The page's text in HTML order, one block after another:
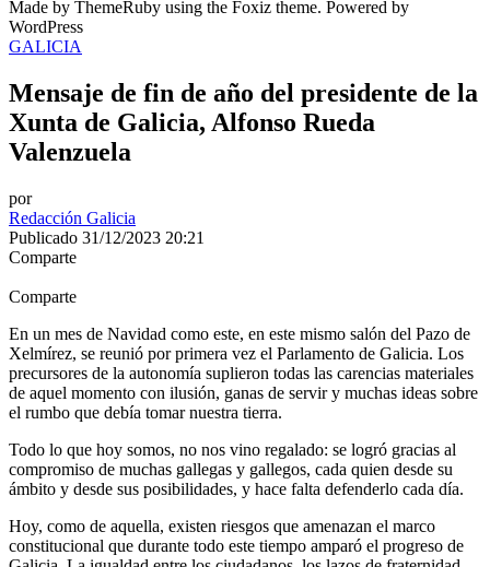
Made by ThemeRuby using the Foxiz theme. Powered by
WordPress
GALICIA
Mensaje de fin de año del presidente de la
Xunta de Galicia, Alfonso Rueda
Valenzuela
por
Redacción Galicia
Publicado 31/12/2023 20:21
Comparte
Comparte
En un mes de Navidad como este, en este mismo salón del Pazo de
Xelmírez, se reunió por primera vez el Parlamento de Galicia. Los
precursores de la autonomía suplieron todas las carencias materiales
de aquel momento con ilusión, ganas de servir y muchas ideas sobre
el rumbo que debía tomar nuestra tierra.
Todo lo que hoy somos, no nos vino regalado: se logró gracias al
compromiso de muchas gallegas y gallegos, cada quien desde su
ámbito y desde sus posibilidades, y hace falta defenderlo cada día.
Hoy, como de aquella, existen riesgos que amenazan el marco
constitucional que durante todo este tiempo amparó el progreso de